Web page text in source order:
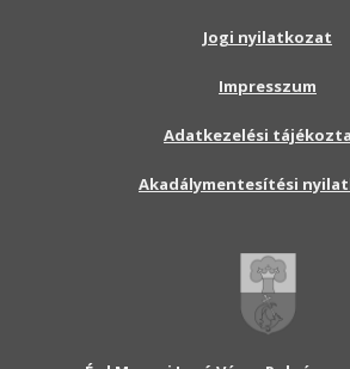
Jogi nyilatkozat
Impresszum
Adatkezelési
Akadálymentesítési